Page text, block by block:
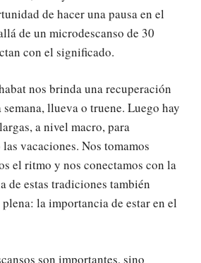
de hacer una pausa en el
de un microdescanso de 30
con el significado.
nos brinda una recuperación
llueva o truene. Luego hay
a nivel macro, para
vacaciones. Nos tomamos
el ritmo y nos conectamos con la
de estas tradiciones también
la importancia de estar en el
son importantes, sino